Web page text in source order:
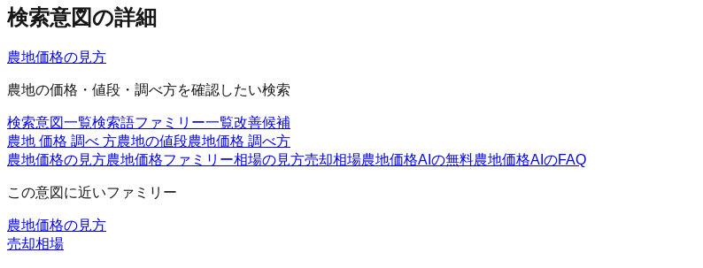
検索意図の詳細
農地価格の見方
農地の価格・値段・調べ方を確認したい検索
検索意図一覧検索語ファミリー一覧改善候補
農地 価格 調べ 方農地の値段農地価格 調べ方
農地価格の見方農地価格ファミリー相場の見方売却相場農地価格AIの無料農地価格AIのFAQ
この意図に近いファミリー
農地価格の見方
売却相場